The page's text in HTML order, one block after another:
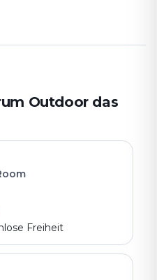
Outdoor das
Freiheit